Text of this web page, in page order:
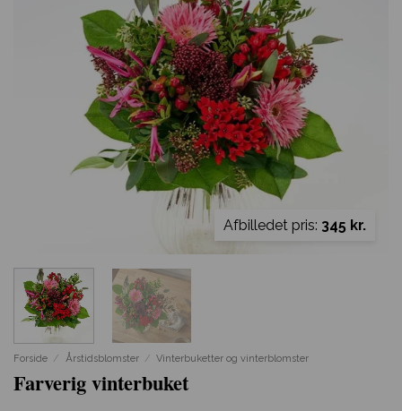
Afbilledet pris: 345 kr.
Forside / Årstidsblomster / Vinterbuketter og vinterblomster
Farverig vinterbuket